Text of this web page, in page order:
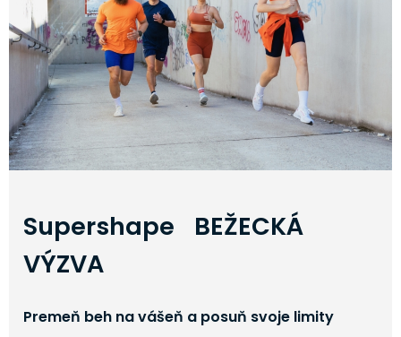
Supershape BEŽECKÁ
VÝZVA
Premeň beh na vášeň a posuň svoje limity